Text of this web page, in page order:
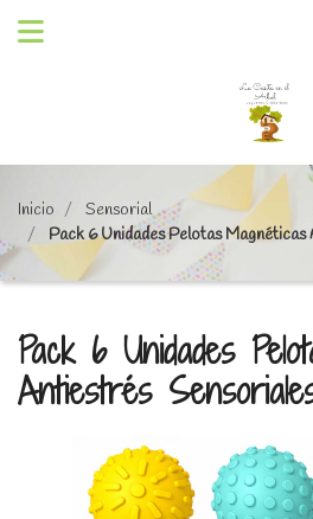
Inicio
Sensorial
Pack 6 Unidades Pelotas
Pack 6 Unidades
Antiestrés